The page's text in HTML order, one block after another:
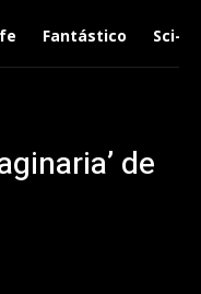
Fantástico Sci-Fi
de